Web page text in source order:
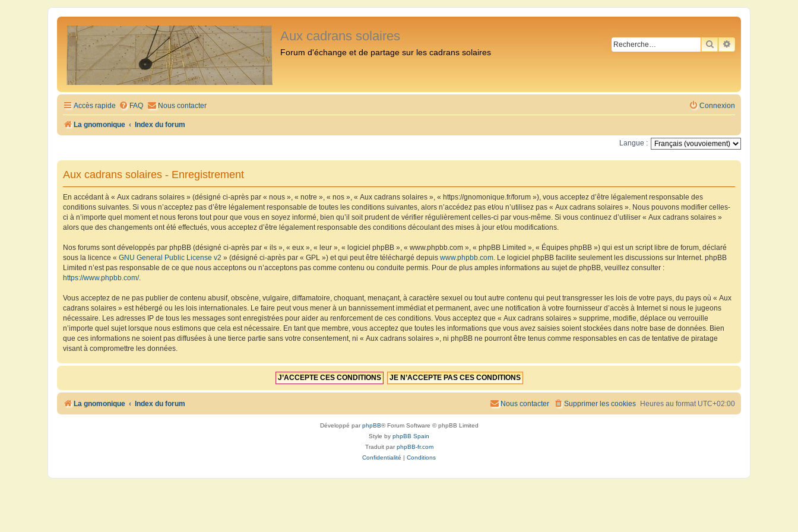
Aux cadrans solaires
Forum d'échange et de partage sur les cadrans solaires
RECHERCHER
RECHERCHE
Accès rapide FAQ Nous contacter Connexion
La gnomonique Index du forum
Langue :
Aux cadrans solaires - Enregistrement
En accédant à « Aux cadrans solaires » (désigné ci-après par « nous », « notre », « nos », « Aux cadrans solaires », « https://gnomonique.fr/forum »), vous acceptez d’être légalement responsable des
conditions suivantes. Si vous n’acceptez pas d’être légalement responsable de toutes les conditions suivantes, alors n’accédez pas et/ou n’utilisez pas « Aux cadrans solaires ». Nous pouvons modifier celles-
ci à n’importe quel moment et nous ferons tout pour que vous en soyez informé, bien qu’il soit prudent de vérifier régulièrement celles-ci par vous-même. Si vous continuez d’utiliser « Aux cadrans solaires »
alors que des changements ont été effectués, vous acceptez d’être légalement responsable des conditions découlant des mises à jour et/ou modifications.
Nos forums sont développés par phpBB (désigné ci-après par « ils », « eux », « leur », « logiciel phpBB », « www.phpbb.com », « phpBB Limited », « Équipes phpBB ») qui est un script libre de forum, déclaré
sous la licence « GNU General Public License v2 » (désigné ci-après par « GPL ») et qui peut être téléchargé depuis www.phpbb.com . Le logiciel phpBB facilite seulement les discussions sur Internet. phpBB
Limited n’est pas responsable de ce que nous acceptons ou n’acceptons pas comme contenu ou conduite permis. Pour de plus amples informations au sujet de phpBB, veuillez consulter :
https://www.phpbb.com/.
Vous acceptez de ne pas publier de contenu abusif, obscène, vulgaire, diffamatoire, choquant, menaçant, à caractère sexuel ou tout autre contenu qui peut transgresser les lois de votre pays, du pays où « Aux
cadrans solaires » est hébergé ou les lois internationales. Le faire peut vous mener à un bannissement immédiat et permanent, avec une notification à votre fournisseur d’accès à Internet si nous le jugeons
nécessaire. Les adresses IP de tous les messages sont enregistrées pour aider au renforcement de ces conditions. Vous acceptez que « Aux cadrans solaires » supprime, modifie, déplace ou verrouille
n’importe quel sujet lorsque nous estimons que cela est nécessaire. En tant que membre, vous acceptez que toutes les informations que vous avez saisies soient stockées dans notre base de données. Bien
que ces informations ne soient pas diffusées à une tierce partie sans votre consentement, ni « Aux cadrans solaires », ni phpBB ne pourront être tenus comme responsables en cas de tentative de piratage
visant à compromettre les données.
La gnomonique Index du forum Heures au format UTC+02:00
Supprimer les cookies
Nous contacter
Développé parphpBB® Forum Software © phpBB Limited
Style by phpBB Spain
Traduit parphpBB-fr.com
Confidentialité | Conditions